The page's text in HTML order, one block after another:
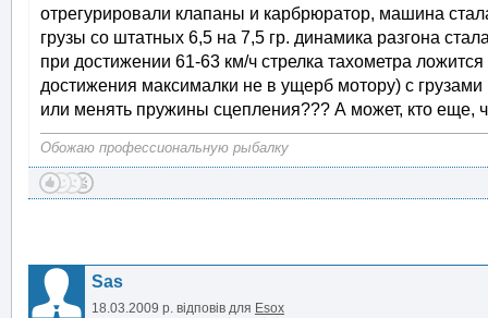
отрегурировали клапаны и карбрюратор, машина
грузы со штатных 6,5 на 7,5 гр. динамика разгона
при достижении 61-63 км/ч стрелка тахометра
достижения максималки не в ущерб мотору) с
или менять пружины сцепления??? А может, кто еще,
Обожаю профессиональную рыбалку
Sas
18.03.2009 р. відповів для Esox